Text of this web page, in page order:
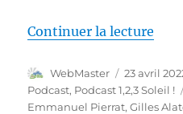
Continuer la lecture
Auteur
WebMaster
Publié
le
23 avril
Podcast, Podcast 1,2,3 Soleil !
Emmanuel Pierrat,Gilles